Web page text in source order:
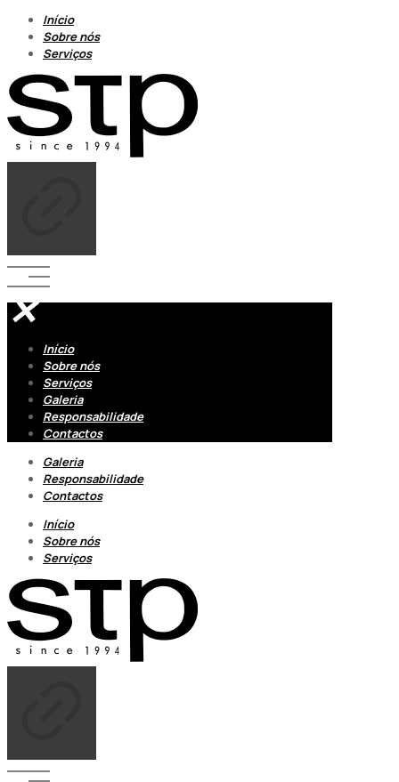
Início
Sobre nós
Serviços
✕
Início
Sobre nós
Serviços
Galeria
Responsabilidade
Contactos
Galeria
Responsabilidade
Contactos
Início
Sobre nós
Serviços